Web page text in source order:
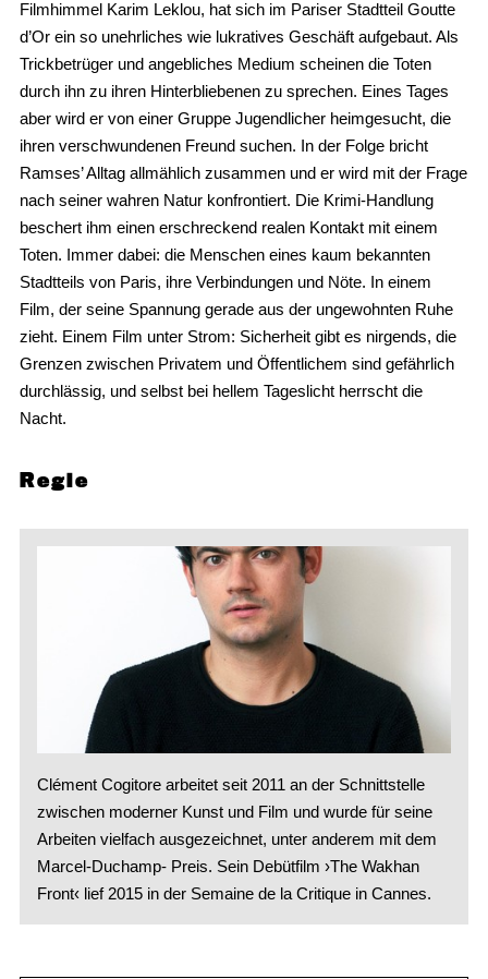
Filmhimmel Karim Leklou, hat sich im Pariser Stadtteil Goutte
d’Or ein so unehrliches wie lukratives Geschäft aufgebaut. Als
Trickbetrüger und angebliches Medium scheinen die Toten
durch ihn zu ihren Hinterbliebenen zu sprechen. Eines Tages
aber wird er von einer Gruppe Jugendlicher heimgesucht, die
ihren verschwundenen Freund suchen. In der Folge bricht
Ramses’ Alltag allmählich zusammen und er wird mit der Frage
nach seiner wahren Natur konfrontiert. Die Krimi-Handlung
beschert ihm einen erschreckend realen Kontakt mit einem
Toten. Immer dabei: die Menschen eines kaum bekannten
Stadtteils von Paris, ihre Verbindungen und Nöte. In einem
Film, der seine Spannung gerade aus der ungewohnten Ruhe
zieht. Einem Film unter Strom: Sicherheit gibt es nirgends, die
Grenzen zwischen Privatem und Öffentlichem sind gefährlich
durchlässig, und selbst bei hellem Tageslicht herrscht die
Nacht.
Regie
Clément Cogitore arbeitet seit 2011 an der Schnittstelle
zwischen moderner Kunst und Film und wurde für seine
Arbeiten vielfach ausgezeichnet, unter anderem mit dem
Marcel-Duchamp- Preis. Sein Debütfilm ›The Wakhan
Front‹ lief 2015 in der Semaine de la Critique in Cannes.